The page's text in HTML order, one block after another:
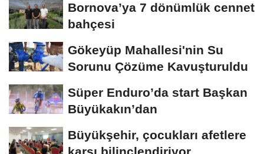
Bornova’ya 7 dönümlük cennet
bahçesi
Gökeyüp Mahallesi'nin Su
Sorunu Çözüme Kavuşturuldu
Süper Enduro’da start Başkan
Büyükakın’dan
Büyükşehir, çocukları afetlere